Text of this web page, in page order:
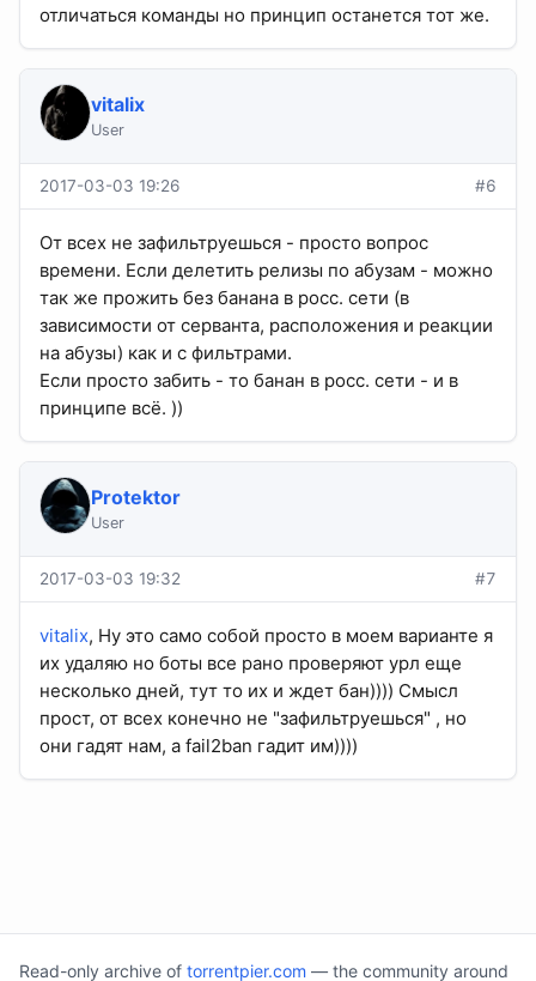
отличаться команды но принцип останется тот же.
vitalix
User
2017-03-03 19:26 #6
От всех не зафильтруешься - просто вопрос
времени. Если делетить релизы по абузам - можно
так же прожить без банана в росс. сети (в
зависимости от серванта, расположения и реакции
на абузы) как и с фильтрами.
Если просто забить - то банан в росс. сети - и в
принципе всё. ))
Protektor
User
2017-03-03 19:32 #7
vitalix, Ну это само собой просто в моем варианте я
их удаляю но боты все рано проверяют урл еще
несколько дней, тут то их и ждет бан)))) Смысл
прост, от всех конечно не "зафильтруешься" , но
они гадят нам, а fail2ban гадит им))))
Read-only archive of torrentpier.com — the community around